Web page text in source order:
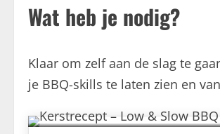
Wat heb je nodig?
Klaar om zelf aan de slag te
je BBQ-skills te laten zien en